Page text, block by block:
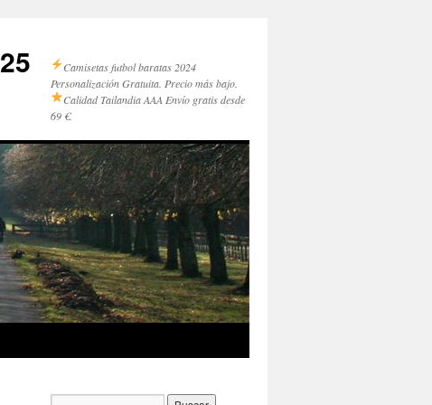
Camisetas futbol baratas 2024
Personalización Gratuita. Precio más bajo.
Calidad Tailandia AAA Envío gratis desde
69 €.